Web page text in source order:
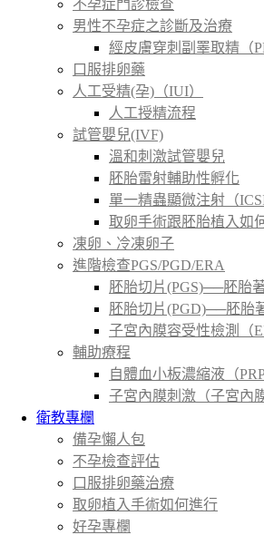
不孕症門診檢查
男性不孕症之診斷及治療
經皮膚穿刺副睪取精（
口服排卵藥
人工受精(孕)（IUI）
人工授精流程
試管嬰兒(IVF)
溫和刺激試管嬰兒
胚胎雷射輔助性孵化
單一精蟲顯微注射（ICSI
取卵手術跟胚胎植入如
凍卵、冷凍卵子
進階檢查PGS/PGD/ERA
胚胎切片(PGS)──胚胎
胚胎切片(PGD)──胚胎
子宮內膜容受性檢測（
輔助療程
自體血小板濃縮液（PRP
子宮內膜刺激（子宮內
衛教專欄
備孕懶人包
不孕檢查評估
口服排卵藥治療
取卵植入手術如何進行
好孕專欄